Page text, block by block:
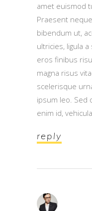
amet euismod
Praesent
bibendum ut,
ultricies, ligula
eros finibus
magna risus
scelerisque
ipsum leo. Sed
enim id, vehicula.
reply